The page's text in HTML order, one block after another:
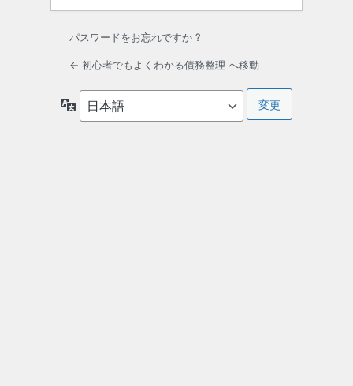
パスワードをお忘れですか ?
← 初心者でもよくわかる債務整理 へ移動
語